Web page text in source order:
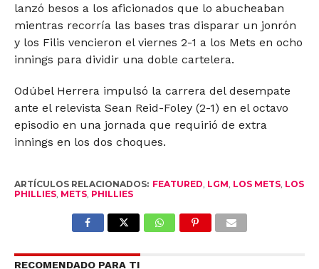
lanzó besos a los aficionados que lo abucheaban
mientras recorría las bases tras disparar un jonrón
y los Filis vencieron el viernes 2-1 a los Mets en ocho
innings para dividir una doble cartelera.
Odúbel Herrera impulsó la carrera del desempate
ante el relevista Sean Reid-Foley (2-1) en el octavo
episodio en una jornada que requirió de extra
innings en los dos choques.
ARTÍCULOS RELACIONADOS: FEATURED LGM LOS METS, LOS
PHILLIES, METS, PHILLIES
RECOMENDADO PARA TI